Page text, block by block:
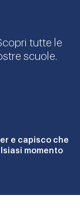
tutte le
scuole.
e capisco che
momento